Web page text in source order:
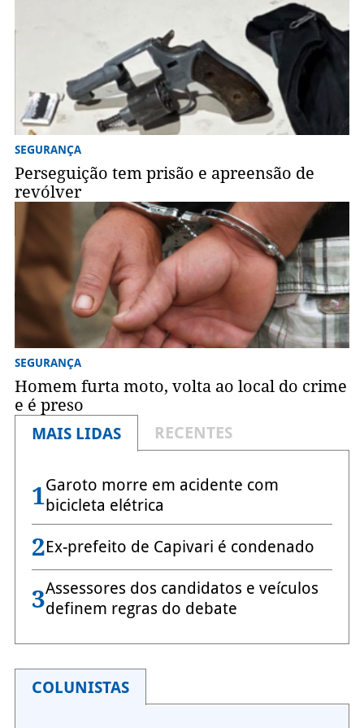
SEGURANÇA
Perseguição tem prisão e apreensão de
revólver
SEGURANÇA
Homem furta moto, volta ao local do crime
e é preso
MAIS LIDAS
RECENTES
1Garoto morre em acidente com
bicicleta elétrica
2Ex-prefeito de Capivari é condenado
3Assessores dos candidatos e veículos
definem regras do debate
COLUNISTAS